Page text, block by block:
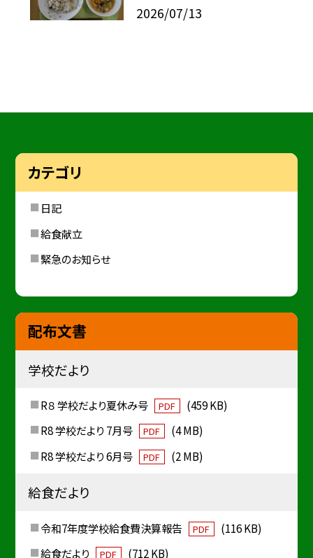
2026/07/13
カテゴリ
日記
給食献立
緊急のお知らせ
配布文書
学校だより
R８ 学校だより夏休み号 PDF
(459 KB)
R8 学校だより 7月号
PDF
(4 MB)
R8 学校だより 6月号
PDF (2 MB)
給食だより
令和7年度学校給食費決算報告 PDF
(116 KB)
給食だより
PDF (712 KB)